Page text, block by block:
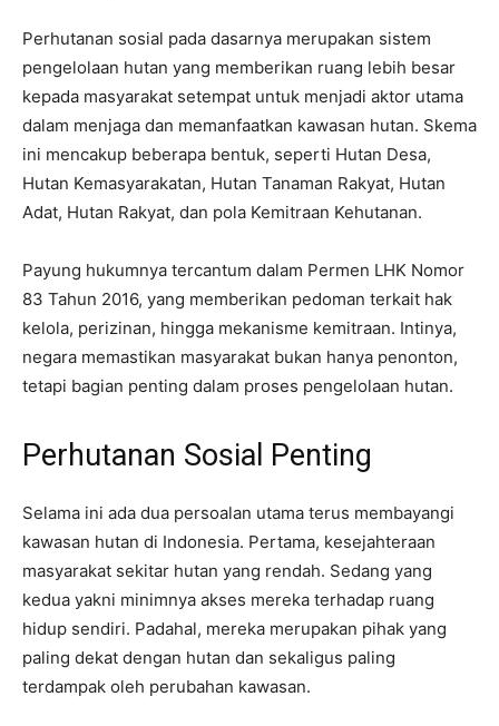
Perhutanan sosial pada dasarnya merupakan sistem
pengelolaan hutan yang memberikan ruang lebih besar
kepada masyarakat setempat untuk menjadi aktor utama
dalam menjaga dan memanfaatkan kawasan hutan. Skema
ini mencakup beberapa bentuk, seperti Hutan Desa,
Hutan Kemasyarakatan, Hutan Tanaman Rakyat, Hutan
Adat, Hutan Rakyat, dan pola Kemitraan Kehutanan.
Payung hukumnya tercantum dalam Permen LHK Nomor
83 Tahun 2016, yang memberikan pedoman terkait hak
kelola, perizinan, hingga mekanisme kemitraan. Intinya,
negara memastikan masyarakat bukan hanya penonton,
tetapi bagian penting dalam proses pengelolaan hutan.
Perhutanan Sosial Penting
Selama ini ada dua persoalan utama terus membayangi
kawasan hutan di Indonesia. Pertama, kesejahteraan
masyarakat sekitar hutan yang rendah. Sedang yang
kedua yakni minimnya akses mereka terhadap ruang
hidup sendiri. Padahal, mereka merupakan pihak yang
paling dekat dengan hutan dan sekaligus paling
terdampak oleh perubahan kawasan.